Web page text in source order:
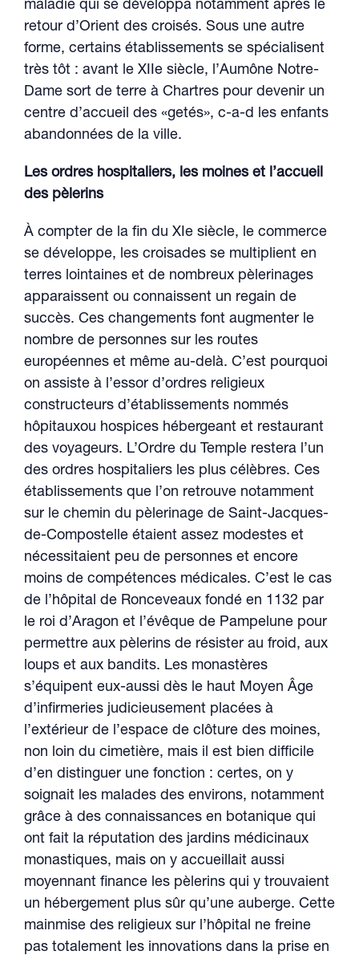
maladie qui se développa notamment après le
retour d’Orient des croisés. Sous une autre
forme, certains établissements se spécialisent
très tôt : avant le XIIe siècle, l’Aumône Notre-
Dame sort de terre à Chartres pour devenir un
centre d’accueil des «getés», c-a-d les enfants
abandonnées de la ville.
Les ordres hospitaliers, les moines et l’accueil
des pèlerins
À compter de la fin du XIe siècle, le commerce
se développe, les croisades se multiplient en
terres lointaines et de nombreux pèlerinages
apparaissent ou connaissent un regain de
succès. Ces changements font augmenter le
nombre de personnes sur les routes
européennes et même au-delà. C’est pourquoi
on assiste à l’essor d’ordres religieux
constructeurs d’établissements nommés
hôpitauxou hospices hébergeant et restaurant
des voyageurs. L’Ordre du Temple restera l’un
des ordres hospitaliers les plus célèbres. Ces
établissements que l’on retrouve notamment
sur le chemin du pèlerinage de Saint-Jacques-
de-Compostelle étaient assez modestes et
nécessitaient peu de personnes et encore
moins de compétences médicales. C’est le cas
de l’hôpital de Ronceveaux fondé en 1132 par
le roi d’Aragon et l’évêque de Pampelune pour
permettre aux pèlerins de résister au froid, aux
loups et aux bandits. Les monastères
s’équipent eux-aussi dès le haut Moyen Âge
d’infirmeries judicieusement placées à
l’extérieur de l’espace de clôture des moines,
non loin du cimetière, mais il est bien difficile
d’en distinguer une fonction : certes, on y
soignait les malades des environs, notamment
grâce à des connaissances en botanique qui
ont fait la réputation des jardins médicinaux
monastiques, mais on y accueillait aussi
moyennant finance les pèlerins qui y trouvaient
un hébergement plus sûr qu’une auberge. Cette
mainmise des religieux sur l’hôpital ne freine
pas totalement les innovations dans la prise en